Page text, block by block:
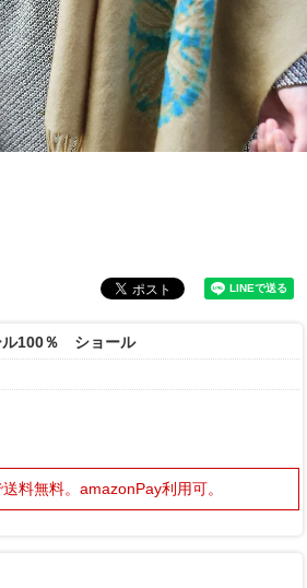
100％ ショール
料無料。 amazonPay利用可。